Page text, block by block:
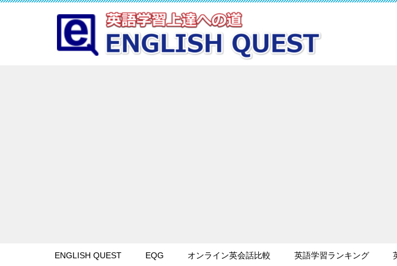
ENGLISH QUEST EQG オンライン英会話比較 英語学習ランキング